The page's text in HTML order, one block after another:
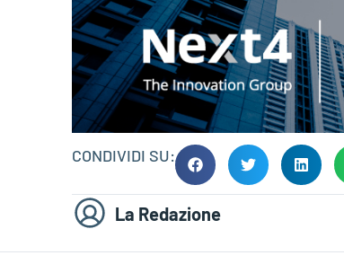
CONDIVIDI SU:
La Redazione